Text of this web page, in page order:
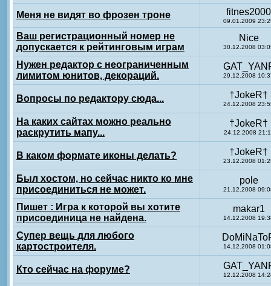
Меня не видят во фрозен троне fitnes2000
09.01.2009
Ваш регистрационный номер не
допускается к рейтинговым играм
Nice
30.12.2008
Нужен редактор с неограниченным
лимитом юнитов, декораций.
29.12.2008
Вопросы по редактору сюда... †JokeR†
24.12.2008
На каких сайтах можно реально
раскрутить мапу...
†JokeR†
24.12.2008
В каком формате иконы делать? †JokeR†
23.12.2008
Был хостом, но сейчас никто ко мне
присоединиться не может.
pole
21.12.2008
Пишет : Игра к которой вы хотите
присоединица не найдена.
makar1
14.12.2008
Супер вещь для любого
картостроителя.
14.12.2008
Кто сейчас на форуме?
12.12.2008